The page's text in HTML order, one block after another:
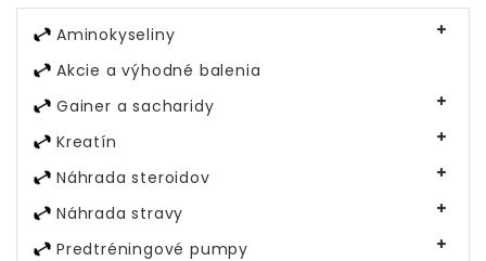
Aminokyseliny
Akcie a výhodné balenia
Gainer a sacharidy
Kreatín
Náhrada steroidov
Náhrada stravy
Predtréningové pumpy